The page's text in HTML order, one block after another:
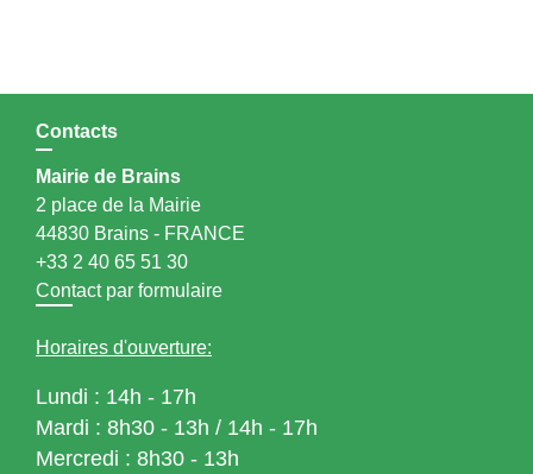
Contacts
Mairie de Brains
2 place de la Mairie
44830 Brains - FRANCE
+33 2 40 65 51 30
Contact par formulaire
Horaires d'ouverture:
Lundi : 14h - 17h
Mardi : 8h30 - 13h / 14h - 17h
Mercredi : 8h30 - 13h